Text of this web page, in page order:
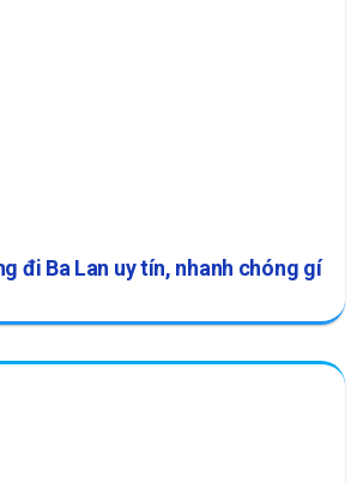
đi Ba Lan uy tín, nhanh chóng gí